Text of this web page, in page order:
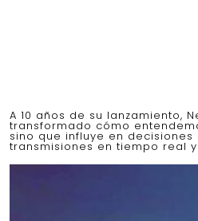
A 10 años de su lanzamiento,
transformado cómo
sino que influye en decisiones
transmisiones en tiempo real